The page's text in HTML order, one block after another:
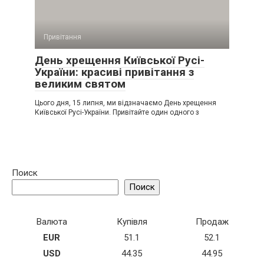
Привітання
День хрещення Київської Русі-
України: красиві привітання з
великим святом
Цього дня, 15 липня, ми відзначаємо День хрещення
Київської Русі-України. Привітайте один одного з
Поиск
Поиск
Валюта Купівля
Продаж
EUR
51.1
52.1
USD
44.35 44.95